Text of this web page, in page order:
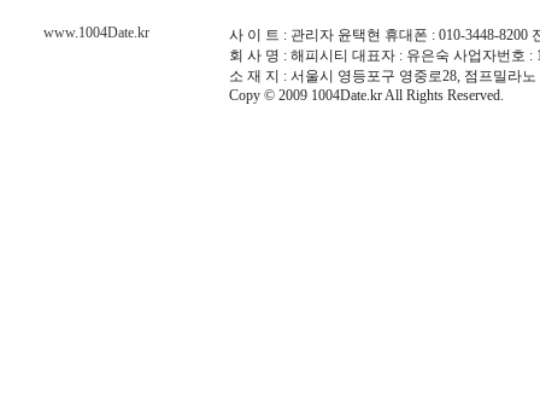
사 이 트 : 관리자 윤택현 휴대폰 : 010-3448-8200
회 사 명 : 해피시티 대표자 : 유은숙 사업자번호 :
소 재 지 : 서울시 영등포구 영중로28, 점프밀라노
Copy © 2009 1004Date.kr All Rights Reserved.
www.1004Date.kr